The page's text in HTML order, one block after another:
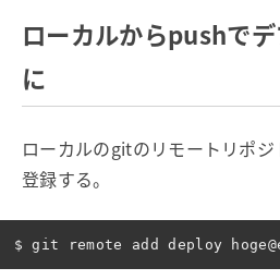
ローカルからpushで
に
ローカルのgitのリモートリポ
登録する。